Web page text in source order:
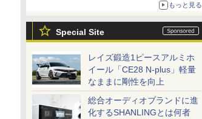
もっと見る
Special Site
レイズ鍛造1ピースアルミホ
イール「CE28 N-plus」軽量
なままに剛性を向上
総合オーディオブランドに進
化するSHANLINGとは何者